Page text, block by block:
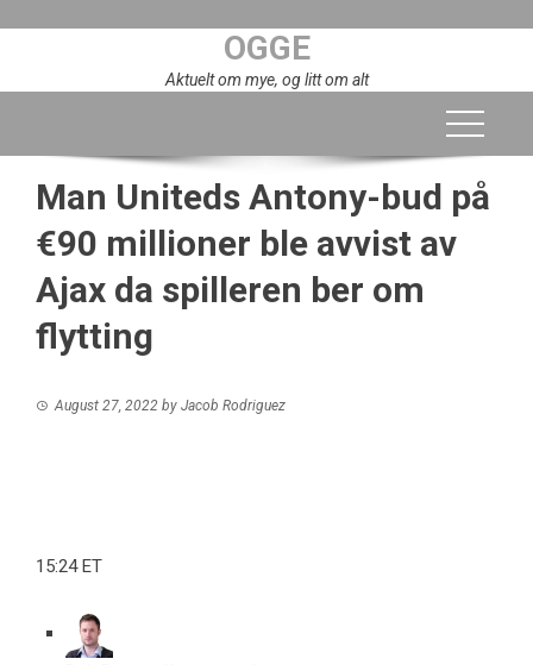
OGGE
Aktuelt om mye, og litt om alt
Man Uniteds Antony-bud på
€90 millioner ble avvist av
Ajax da spilleren ber om
flytting
August 27, 2022 by Jacob Rodriguez
15:24 ET